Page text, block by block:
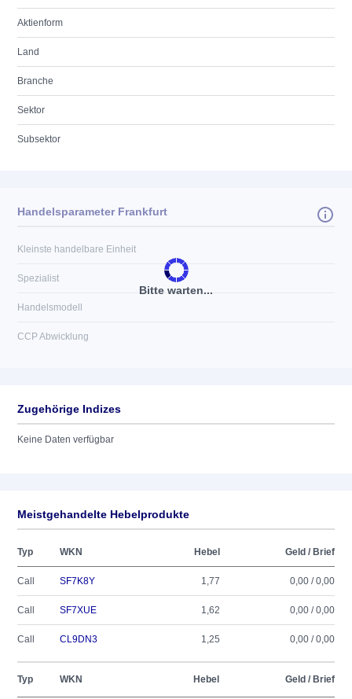
Aktienform
Land
Branche
Sektor
Subsektor
Bitte warten...
Handelsparameter Frankfurt
Kleinste handelbare Einheit
Spezialist
Handelsmodell
CCP Abwicklung
Zugehörige Indizes
Keine Daten verfügbar
Meistgehandelte Hebelprodukte
Typ WKN Hebel Geld / Brief
Call SF7K8Y 1,77 0,00 / 0,00
Call SF7XUE 1,62 0,00 / 0,00
Call CL9DN3 1,25 0,00 / 0,00
Typ WKN Hebel Geld / Brief